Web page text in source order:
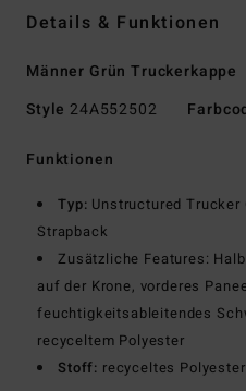
Details & Funktionen
Männer Grün Truckerkappe
Style 24A552502
Funktionen
Typ: Unstructured Trucker
Strapback
Zusätzliche Features:
auf der Krone, vorderes
feuchtigkeitsableitendes
recyceltem Polyester
Stoff: recyceltes Polyester